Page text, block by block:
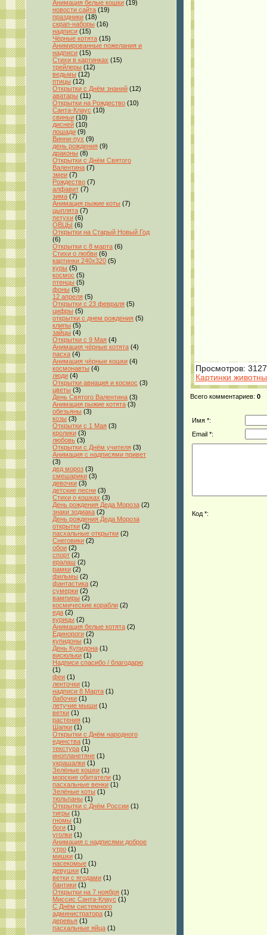
Анимация белые кошки (19)
новости сайта (19)
праздники (18)
скрап-наборы (16)
надписи (15)
Чёрные котята (15)
Анимированные пожелания и
надписи (15)
Стихи в картинках (15)
трейлеры (12)
ведьмы (12)
птицы (12)
Открытки с Днём знаний (12)
аватары (11)
Открытки на Рождество (10)
Санта-Клаус (10)
свиньи (10)
дисней (10)
лошади (9)
Винни-пух (9)
день рождения (9)
драконы (8)
Открытки с Днём Святого
Валентина (7)
змеи (7)
Рождество (7)
алфавит (7)
зима (7)
Анимация рыжие коты (7)
цыплята (7)
петухи (6)
ОВЦЫ (6)
Открытки на Старый Новый Год
(6)
Открытки с 8 марта (6)
Стихи о любви (6)
картинки 240x320 (5)
куры (5)
космос (5)
птенцы (5)
фоны (5)
12 апреля (5)
Открытки с 23 февраля (5)
цифры (5)
открытки с днем рождения (5)
клипы (5)
зайцы (4)
Открытки с 9 Мая (4)
Анимация чёрные котята (4)
пасха (4)
Анимация чёрные кошки (4)
космонавты (4)
люди (4)
Открытки авиация и космос (3)
цветы (3)
День Святого Валентина (3)
Анимация рыжие котята (3)
обезьяны (3)
козы (3)
Открытки с 1 Мая (3)
кролики (3)
любовь (3)
Открытки с Днём учителя (3)
Анимация с надписями привет
(3)
дед мороз (3)
смешарики (3)
девочки (3)
детские песни (3)
Стихи о кошках (3)
День рождения Деда Мороза (2)
знаки зодиака (2)
День рождения Деда Мороза
открытки (2)
пасхальные открытки (2)
Снеговики (2)
обои (2)
спорт (2)
ералаш (2)
рамки (2)
фильмы (2)
фантастика (2)
сумерки (2)
вампиры (2)
космические корабли (2)
еда (2)
курицы (2)
Анимация белые котята (2)
Единороги (2)
купидоны (1)
День Купидона (1)
висюльки (1)
Надписи спасибо / благодарю
(1)
феи (1)
ленточки (1)
надписи 8 Марта (1)
бабочки (1)
летучие мыши (1)
ветки (1)
растения (1)
Шапки (1)
Открытки с Днём народного
единства (1)
текстура (1)
инопланетяне (1)
украшалки (1)
Зелёные кошки (1)
морские обитатели (1)
пасхальные венки (1)
Зелёные коты (1)
тюльпаны (1)
Открытки с Днём России (1)
тигры (1)
гномы (1)
боги (1)
уголки (1)
Анимация с надписями доброе
утро (1)
мишки (1)
насекомые (1)
девушки (1)
ветки с ягодами (1)
бантики (1)
Открытки на 7 ноября (1)
Миссис Санта-Клаус (1)
С Днём системного
администратора (1)
деревья (1)
пасхальные яйца (1)
Просмотров:
Картинки
Всего комментариев: 0
Имя *:
Email *:
Код *: